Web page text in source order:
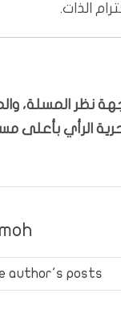
الذات.
وجهة نظر المسلة،
الرأي بأعلى
author's posts